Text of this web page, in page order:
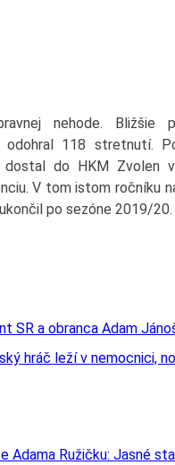
nehode. Bližšie
odohral 118 stretnutí.
do HKM Zvolen
V tom istom ročníku
po sezóne 2019/20.
hráč leží v nemocnici,
Adama Ružičku: Jasné